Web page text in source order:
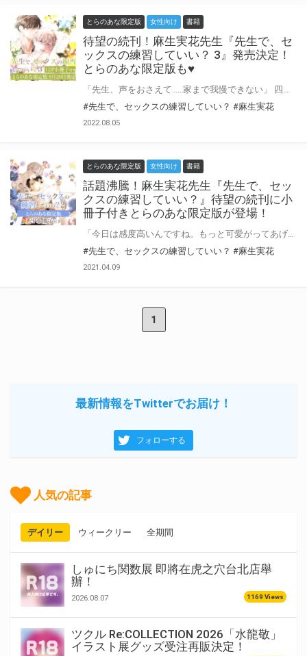
とらのあな限定版 女性向け 書籍
待望の続刊！麻生実花先生『先生で、セ
ックスの練習していい？ 3』発売決定！
とらのあな限定版も♥
#先生で、セックスの練習していい？ #麻生実花
2022.08.05
とらのあな限定版 女性向け 書籍
話題沸騰！麻生実花先生『先生で、セッ
クスの練習していい？』待望の続刊に小
冊子付きとらのあな限定版が登場！
#先生で、セックスの練習していい？ #麻生実花
2021.04.09
1
最新情報をTwitterでお届け！
フォローする
人気の記事
デイリー ウィークリー 全期間
しゅにち関数展 即將在虎之穴台北店舉
辦！
2026.08.07 1169 Views
ツクル Re:COLLECTION 2026「水龍敬」
イラスト展グッズ受注再販決定！